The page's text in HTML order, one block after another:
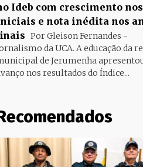
Ideb com crescimento
e nota inédita nos
Por Gleison Fernandes -
da UCA. A educação da
de Jerumenha
nos resultados do Índice...